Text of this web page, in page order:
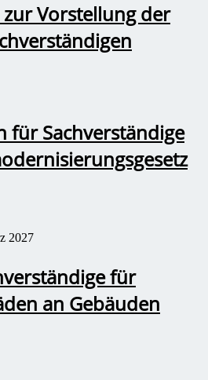
Vorstellung der
für Sachverständige
2027
für
an Gebäuden